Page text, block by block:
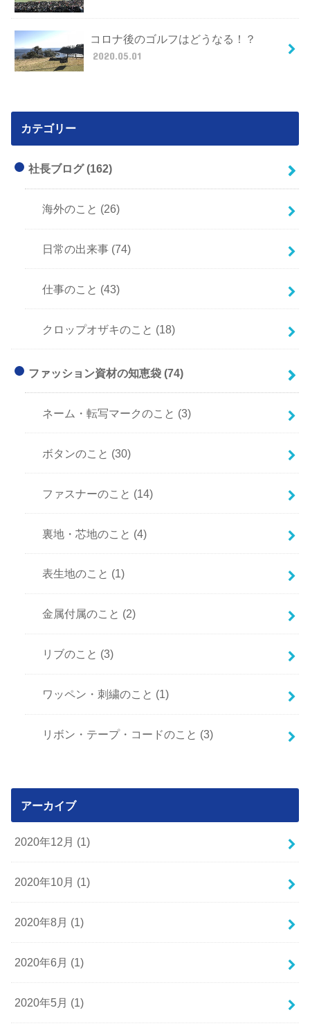
コロナ後のゴルフはどうなる！？
2020.05.01
カテゴリー
社長ブログ(162)
海外のこと (26)
日常の出来事 (74)
仕事のこと (43)
クロップオザキのこと (18)
ファッション資材の知恵袋(74)
ネーム・転写マークのこと (3)
ボタンのこと (30)
ファスナーのこと (14)
裏地・芯地のこと (4)
表生地のこと (1)
金属付属のこと (2)
リブのこと (3)
ワッペン・刺繍のこと (1)
リボン・テープ・コードのこと (3)
アーカイブ
2020年12月 (1)
2020年10月 (1)
2020年8月 (1)
2020年6月 (1)
2020年5月 (1)